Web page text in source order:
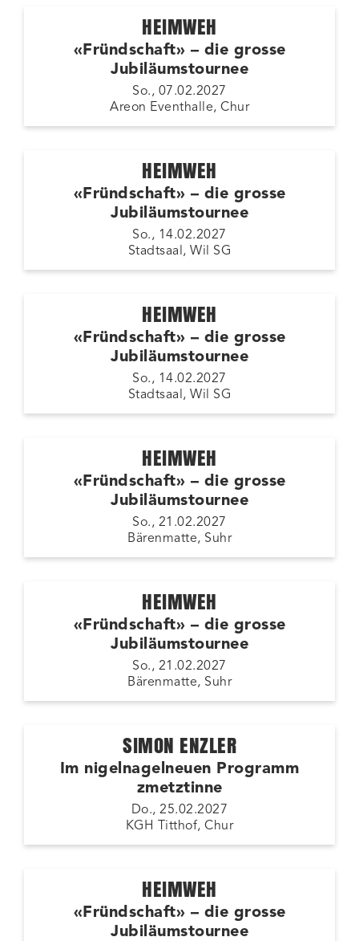
HEIMWEH
«Fründschaft» – die grosse
Jubiläumstournee
So., 07.02.2027
Areon Eventhalle, Chur
HEIMWEH
«Fründschaft» – die grosse
Jubiläumstournee
So., 14.02.2027
Stadtsaal, Wil SG
HEIMWEH
«Fründschaft» – die grosse
Jubiläumstournee
So., 14.02.2027
Stadtsaal, Wil SG
HEIMWEH
«Fründschaft» – die grosse
Jubiläumstournee
So., 21.02.2027
Bärenmatte, Suhr
HEIMWEH
«Fründschaft» – die grosse
Jubiläumstournee
So., 21.02.2027
Bärenmatte, Suhr
SIMON ENZLER
Im nigelnagelneuen Programm
zmetztinne
Do., 25.02.2027
KGH Titthof, Chur
HEIMWEH
«Fründschaft» – die grosse
Jubiläumstournee